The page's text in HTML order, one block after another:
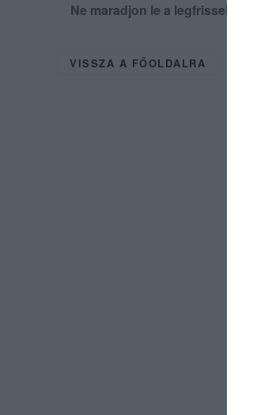
Ne maradjon le a legfrissebb
VISSZA A FŐOLDALRA